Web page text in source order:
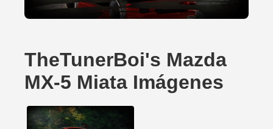
TheTunerBoi's Mazda
MX-5 Miata Imágenes